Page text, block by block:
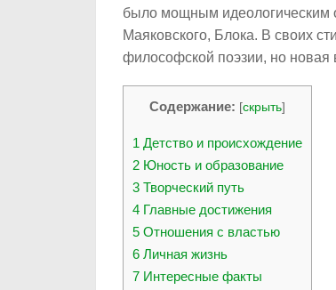
было мощным идеологическим
Маяковского, Блока. В своих
философской поэзии, но новая
Содержание: [скрыть]
1 Детство и происхождение
2 Юность и образование
3 Творческий путь
4 Главные достижения
5 Отношения с властью
6 Личная жизнь
7 Интересные факты